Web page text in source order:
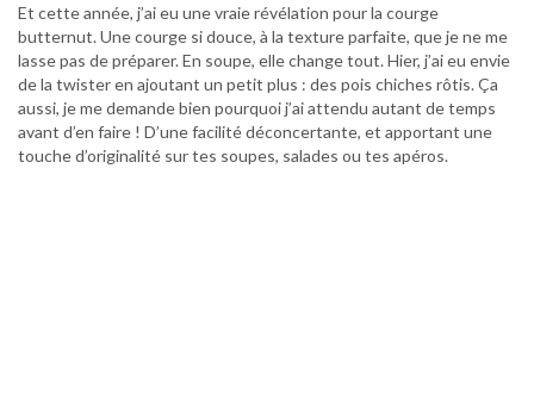
Et cette année, j’ai eu une vraie révélation pour la courge
butternut. Une courge si douce, à la texture parfaite, que je ne me
lasse pas de préparer. En soupe, elle change tout. Hier, j’ai eu envie
de la twister en ajoutant un petit plus : des pois chiches rôtis. Ça
aussi, je me demande bien pourquoi j’ai attendu autant de temps
avant d’en faire ! D’une facilité déconcertante, et apportant une
touche d’originalité sur tes soupes, salades ou tes apéros.